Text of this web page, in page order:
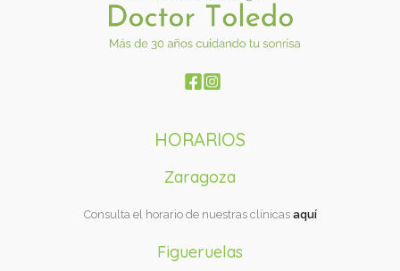
HORARIOS
Zaragoza
Consulta el horario de nuestras clínicas aquí
Figueruelas